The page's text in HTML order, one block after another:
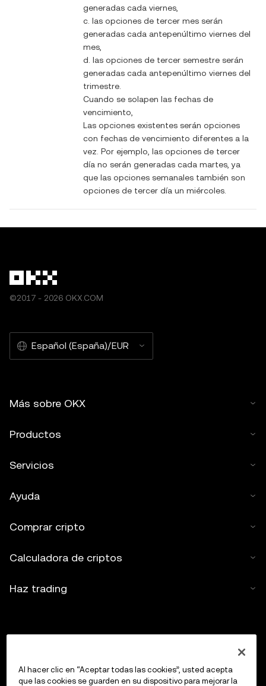
generadas cada viernes,
c. las opciones de tercer mes serán
generadas cada antepenúltimo viernes del
mes,
d. las opciones de tercer semestre serán
generadas cada antepenúltimo viernes del
trimestre.
Cuando se solapen las fechas de
vencimiento,
Las opciones existentes serán opciones
con fechas de vencimiento diferentes a la
vez. Por ejemplo, las opciones de tercer
día no serán generadas cada martes, ya
que las opciones semanales también son
opciones de tercer día un miércoles.
©2017 - 2026 OKX.COM
Español (España)/EUR
Más sobre OKX
Productos
Servicios
Ayuda
Comprar cripto
Calculadora de criptos
Haz trading
Al hacer clic en “Aceptar todas las cookies”, usted acepta
que las cookies se guarden en su dispositivo para mejorar la